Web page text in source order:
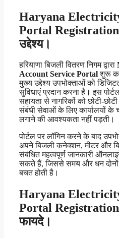
Haryana
Portal
उद्देश्य।
हरियाणा बिजली वितरण निगम द्वारा
Account Service Portalशुरू
मुख्य उद्देश्य उपभोक्ताओं को
सुविधाएं प्रदान करना है। इस
सहायता से नागरिकों को छोटी-
संबंधी सेवाओं के लिए कार्यालयों के
लगाने की आवश्यकता नहीं पड़ती।
पोर्टल पर लॉगिन करने के बाद
अपने बिजली कनेक्शन, मीटर और
संबंधित महत्वपूर्ण जानकारी
सकते हैं, जिससे समय और धन
बचत होती है।
Haryana
Portal
फायदे।